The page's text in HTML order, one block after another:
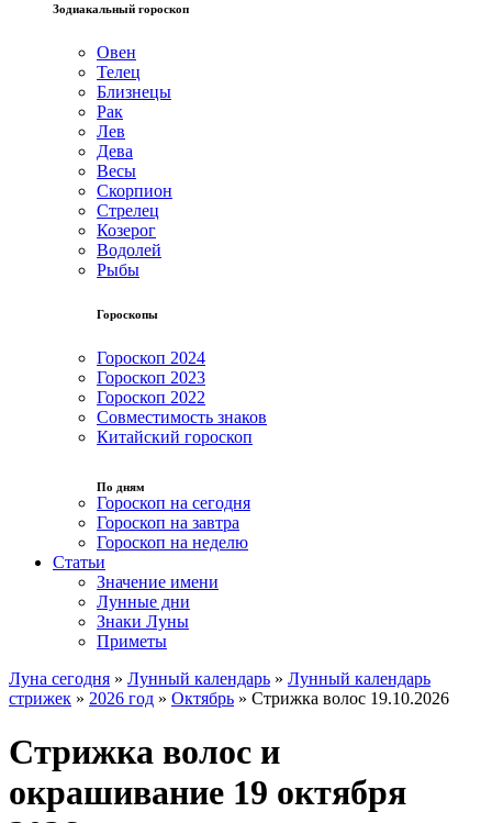
Зодиакальный гороскоп
Овен
Телец
Близнецы
Рак
Лев
Дева
Весы
Скорпион
Стрелец
Козерог
Водолей
Рыбы
Гороскопы
Гороскоп 2024
Гороскоп 2023
Гороскоп 2022
Совместимость знаков
Китайский гороскоп
По дням
Гороскоп на сегодня
Гороскоп на завтра
Гороскоп на неделю
Статьи
Значение имени
Лунные дни
Знаки Луны
Приметы
Луна сегодня » Лунный календарь » Лунный календарь
стрижек » 2026 год » Октябрь » Стрижка волос 19.10.2026
Стрижка волос и
окрашивание 19 октября